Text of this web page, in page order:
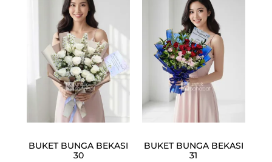
BUKET BUNGA BEKASI
30
BUKET BUNGA BEKASI
31